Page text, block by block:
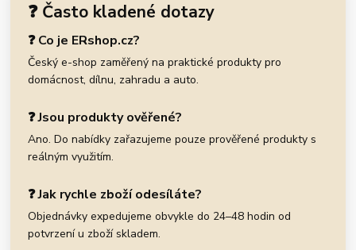
❓ Často kladené dotazy
❓ Co je ERshop.cz?
Český e-shop zaměřený na praktické produkty pro
domácnost, dílnu, zahradu a auto.
❓ Jsou produkty ověřené?
Ano. Do nabídky zařazujeme pouze prověřené produkty s
reálným využitím.
❓ Jak rychle zboží odesíláte?
Objednávky expedujeme obvykle do 24–48 hodin od
potvrzení u zboží skladem.